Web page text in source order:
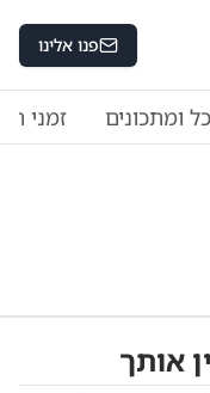
פנו אלינו
ומתכונים זמני
אותך